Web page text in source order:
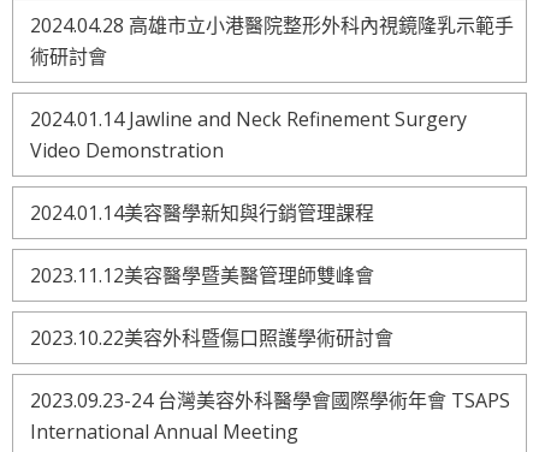
2024.04.28 高雄市立小港醫院整形外科內視鏡隆乳示範手
術研討會
2024.01.14 Jawline and Neck Refinement Surgery
Video Demonstration
2024.01.14美容醫學新知與行銷管理課程
2023.11.12美容醫學暨美醫管理師雙峰會
2023.10.22美容外科暨傷口照護學術研討會
2023.09.23-24 台灣美容外科醫學會國際學術年會 TSAPS
International Annual Meeting